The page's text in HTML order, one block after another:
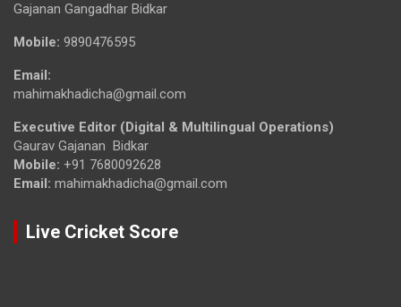
Gajanan Gangadhar Bidkar
Mobile: 9890476595
Email:
mahimakhadicha@gmail.com
Executive Editor (Digital & Multilingual Operations)
Gaurav Gajanan Bidkar
Mobile: +91 7680092628
Email: mahimakhadicha@gmail.com
Live Cricket Score